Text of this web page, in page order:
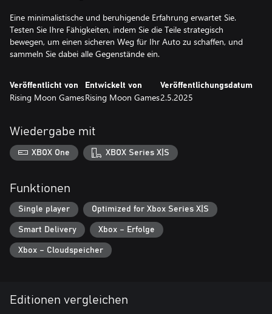
Eine minimalistische und beruhigende Erfahrung erwartet Sie.
Testen Sie Ihre Fähigkeiten, indem Sie die Teile strategisch
bewegen, um einen sicheren Weg für Ihr Auto zu schaffen, und
sammeln Sie dabei alle Gegenstände ein.
Veröffentlicht von
Rising Moon Games
Entwickelt von
Rising Moon Games
Veröffentlichungsdatum
2.5.2025
Wiedergabe mit
XBOX One XBOX Series X|S
Funktionen
Single player Optimized for Xbox Series X|S
Smart Delivery Xbox – Erfolge
Xbox – Cloudspeicher
Editionen vergleichen